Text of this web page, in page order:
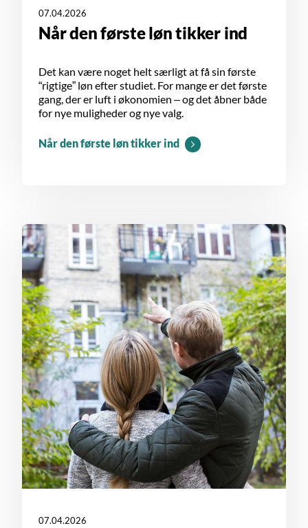
07.04.2026
Når den første løn tikker ind
Det kan være noget helt særligt at få sin første
“rigtige” løn efter studiet. For mange er det første
gang, der er luft i økonomien – og det åbner både
for nye muligheder og nye valg.
Når den første løn tikker ind
07.04.2026